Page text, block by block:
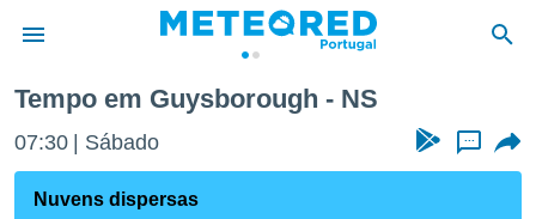
da
foi
Tempo em Guysborough - NS
07:30 Sábado ...
Nuvens dispersas